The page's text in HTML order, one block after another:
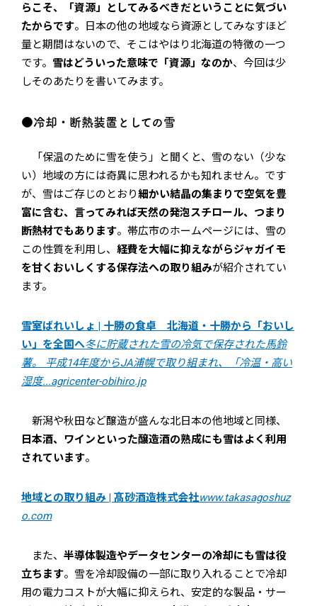
らこそ、「資源」としてみるべきだということに気づい
たからです。日本の他の地域なら資源としてみなすほど
量と期間はないので、そこはやはり北海道の特徴の一つ
です。 雪はどういった意味で「資源」なのか、今回は少
しそのあたりを書いてみます。
●冷却・断熱装置としての雪
「保温のために雪を使う」と聞くと、雪のない（少な
い）地域の方には奇異に思われるかも知れません。です
が、雪はご存じのとおり細かい結晶の集まりで空気を豊
富に含む、言ってみれば天然の発泡スチロール、つまり
断熱材でもあります。帯広市のホームページには、雪の
この性質を利用し、 経費を大幅に抑えながらジャガイモ
を甘くおいしくする保存法への取り組みが紹介されてい
ます。
雪室ばれいしょ | 十勝の食卓 北海道・十勝から「おいし
い」を全国へ冬に貯蔵された雪の冷気で保存された馬鈴
薯。 平成14年度からJA浦幌で取り組まれ、「冷温・高い
湿度...agricenter-obihiro.jp
新潟や秋田など醸造が盛んな北日本の他地域と同様、
日本酒、ワインといった醸造酒の熟成にも雪はよく利用
されています。
地域との取り組み | 髙砂酒造株式会社www.takasagoshuz
o.com
また、 半導体製造やデータセンターの冷却にも雪は役
立ちます。雪を冷却設備の一部に取り入れることで冷却
用の電力コストが大幅に抑えられ、安定的な製品・サー